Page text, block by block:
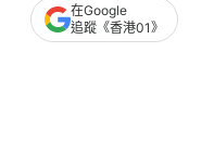
撰文：狗與愛的世界
在Google
追蹤《香港01》